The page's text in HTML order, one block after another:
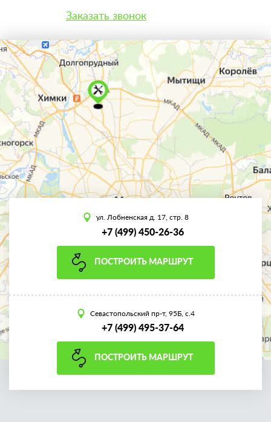
Заказать звонок
ул. Лобненская д. 17, стр. 8
+7 (499) 450-26-36
ПОСТРОИТЬ МАРШРУТ
Севастопольский пр-т, 95Б, с.4
+7 (499) 495-37-64
ПОСТРОИТЬ МАРШРУТ